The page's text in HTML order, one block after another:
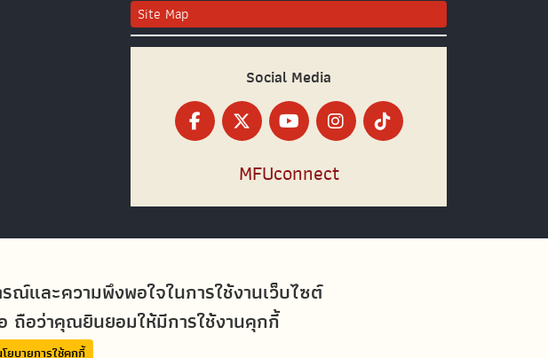
ณ์และความพึงพอใจในการใช้งานเว็บไซต์
ถือว่าคุณยินยอมให้มีการใช้งานคุกกี้
ยบายการใช้คุกกี้
Site Map
Social Media
MFUconnect